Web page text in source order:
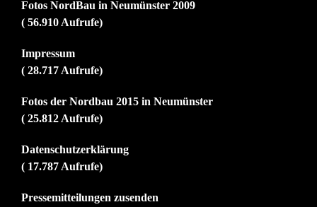
Fotos NordBau in Neumünster 2009
( 56.910 Aufrufe)
Impressum
( 28.717 Aufrufe)
Fotos der Nordbau 2015 in Neumünster
( 25.812 Aufrufe)
Datenschutzerklärung
( 17.787 Aufrufe)
Pressemitteilungen zusenden